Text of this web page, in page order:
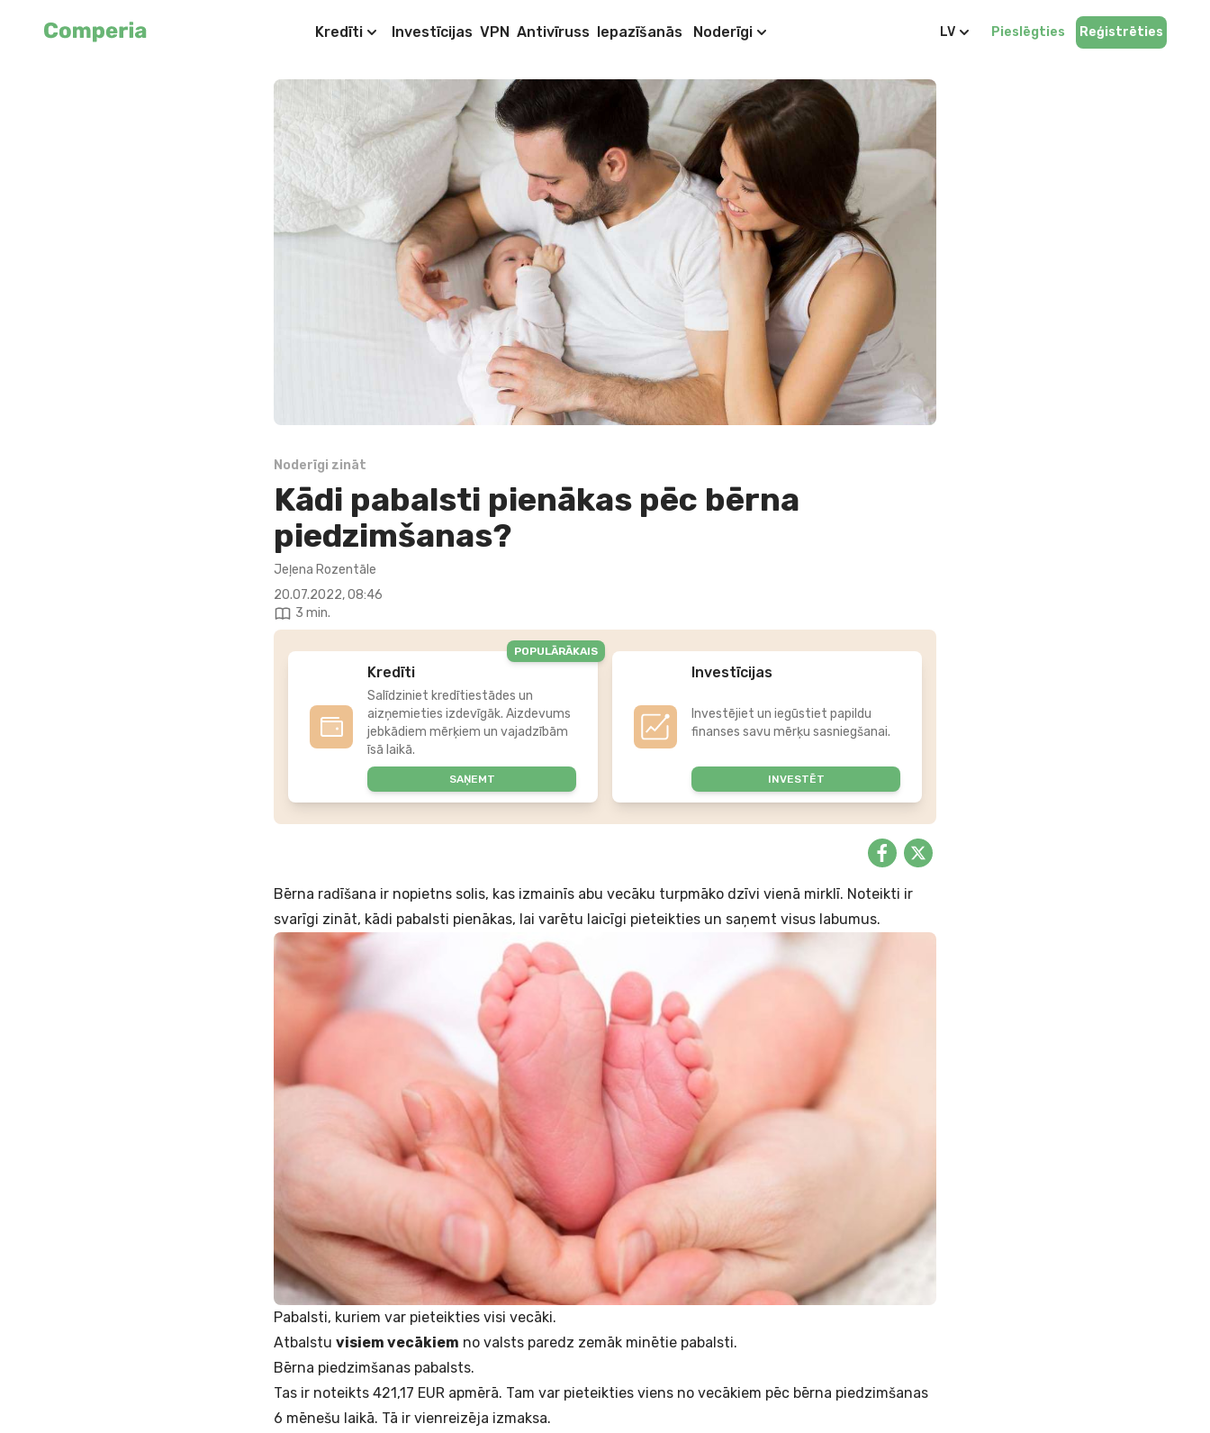
Kredīti Investīcijas VPN Antivīruss Iepazīšanās Noderīgi LV Pieslēgties Reģistrēties
Noderīgi zināt
Kādi pabalsti pienākas pēc bērna
piedzimšanas?
Jeļena Rozentāle
20.07.2022, 08:46
3 min.
Kredīti
Salīdziniet kredītiestādes un
aizņemieties izdevīgāk. Aizdevums
jebkādiem mērķiem un vajadzībām
īsā laikā.
SAŅEMT
POPULĀRĀKAIS
Investīcijas
Investējiet un iegūstiet papildu
finanses savu mērķu sasniegšanai.
INVESTĒT
Bērna radīšana ir nopietns solis, kas izmainīs abu vecāku turpmāko dzīvi vienā mirklī. Noteikti ir
svarīgi zināt, kādi pabalsti pienākas, lai varētu laicīgi pieteikties un saņemt visus labumus.
Pabalsti, kuriem var pieteikties visi vecāki.
Atbalstu visiem vecākiem no valsts paredz zemāk minētie pabalsti.
Bērna piedzimšanas pabalsts.
Tas ir noteikts 421,17 EUR apmērā. Tam var pieteikties viens no vecākiem pēc bērna piedzimšanas
6 mēnešu laikā. Tā ir vienreizēja izmaksa.